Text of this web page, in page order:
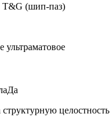
T&G (шип-паз)
ультраматовое
Да
целостность